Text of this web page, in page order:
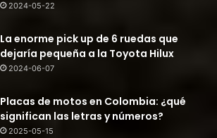
2024-05-22
La enorme pick up de 6 ruedas que
dejaría pequeña a la Toyota Hilux
2024-06-07
Placas de motos en Colombia: ¿qué
significan las letras y números?
2025-05-15